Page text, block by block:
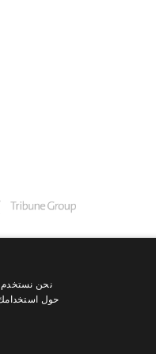
نحن نستخدم
حول استخدامك